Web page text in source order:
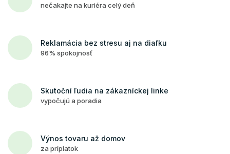
nečakajte na kuriéra celý deň
Reklamácia bez stresu aj na diaľku
96% spokojnosť
Skutoční ľudia na zákazníckej linke
vypočujú a poradia
Výnos tovaru až domov
za príplatok